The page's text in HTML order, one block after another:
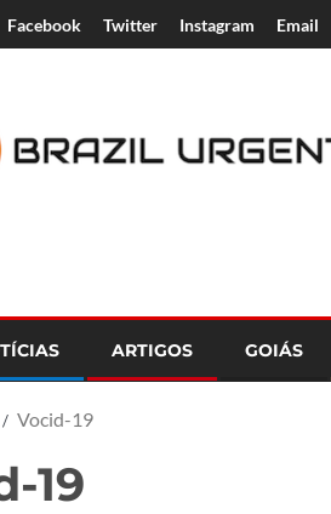
Facebook Twitter Instagram Email
ARTIGOS GOIÁS
Vocid-19
19